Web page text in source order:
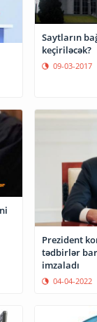
Saytların
keçiriləcək?
09-03-2017
Prezident
tədbirlər barədə
imzaladı
04-04-2022